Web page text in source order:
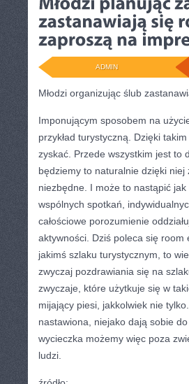
ADMIN
Młodzi organizując ślub
Imponującym sposobem na
przykład turystyczną. Dzięki
zyskać. Przede wszystkim jest to
będziemy to naturalnie dzięki
niezbędne. I może to nastąpić
wspólnych spotkań,
całościowe porozumienie
aktywności. Dziś poleca się room
jakimś szlaku turystycznym, to
zwyczaj pozdrawiania się na
zwyczaje, które użytkuje się w
mijający piesi, jakkolwiek nie
nastawiona, niejako dają sobie
wycieczka możemy więc poza
ludzi.